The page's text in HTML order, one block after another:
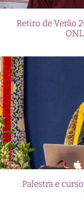
Retiro de Verão
Palestra e